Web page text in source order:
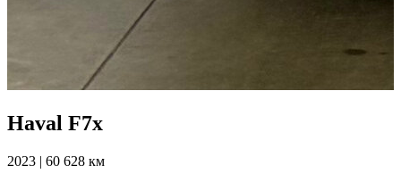
Haval F7x
2023 | 60 628 км